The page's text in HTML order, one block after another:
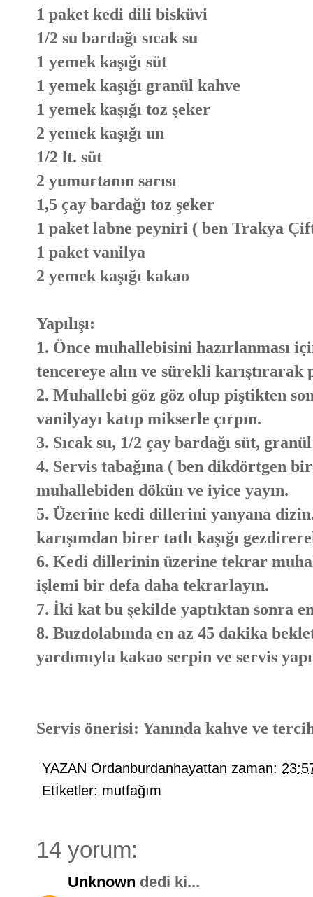
1 paket kedi dili bisküvi
1/2 su bardağı sıcak su
1 yemek kaşığı süt
1 yemek kaşığı granül kahve
1 yemek kaşığı toz şeker
2 yemek kaşığı un
1/2 lt. süt
2 yumurtanın sarısı
1,5 çay bardağı toz şeker
1 paket labne peyniri ( ben Trakya
1 paket vanilya
2 yemek kaşığı kakao
Yapılışı:
1. Önce muhallebisini hazırlanması
tencereye alın ve sürekli karıştırarak
2. Muhallebi göz göz olup piştikten
vanilyayı katıp mikserle çırpın.
3. Sıcak su, 1/2 çay bardağı süt,
4. Servis tabağına ( ben dikdörtgen
muhallebiden dökün ve iyice yayın.
5. Üzerine kedi dillerini yanyana
karışımdan birer tatlı kaşığı
6. Kedi dillerinin üzerine tekrar
işlemi bir defa daha tekrarlayın.
7. İki kat bu şekilde yaptıktan sonra
8. Buzdolabında en az 45 dakika
yardımıyla kakao serpin ve servis
Servis önerisi: Yanında kahve ve
YAZAN Ordanburdanhayattan zaman:
Etİketler: mutfağım
14 yorum:
Unknown dedi ki...